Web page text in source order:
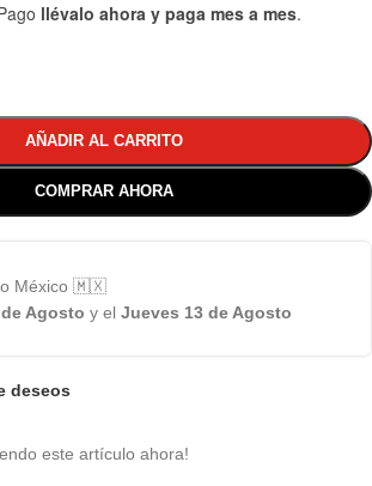
llévalo ahora y paga mes a mes.
AÑADIR AL CARRITO
COMPRAR AHORA
México 🇲🇽
Agosto y el Jueves 13 de Agosto
deseos
este artículo ahora!